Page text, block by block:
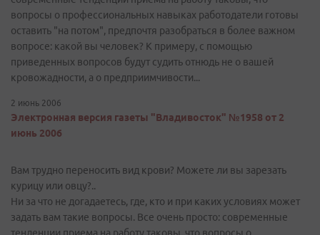
вопросы о профессиональных навыках работодатели готовы
оставить "на потом", предпочтя разобраться в более важном
вопросе: какой вы человек? К примеру, с помощью
приведенных вопросов будут судить отнюдь не о вашей
кровожадности, а о предприимчивости...
2 июнь 2006
Электронная версия газеты "Владивосток" №1958 от 2
июнь 2006
Вам трудно переносить вид крови? Можете ли вы зарезать
курицу или овцу?..
Ни за что не догадаетесь, где, кто и при каких условиях может
задать вам такие вопросы. Все очень просто: современные